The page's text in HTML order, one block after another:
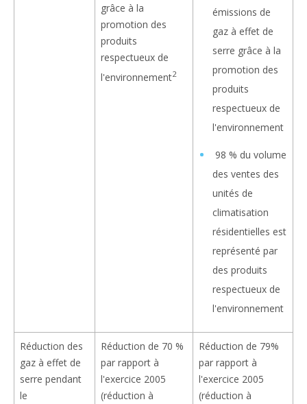
grâce à la
promotion des
produits
respectueux de
l'environnement2
émissions de
gaz à effet de
serre grâce à la
promotion des
produits
respectueux de
l'environnement
98 % du volume
des ventes des
unités de
climatisation
résidentielles est
représenté par
des produits
respectueux de
l'environnement
Réduction des
gaz à effet de
serre pendant
le
Réduction de 70 %
par rapport à
l'exercice 2005
(réduction à
Réduction de 79%
par rapport à
l'exercice 2005
(réduction à